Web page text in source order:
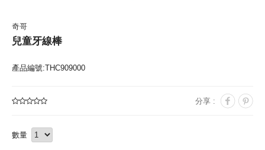
奇哥
兒童牙線棒
產品編號:THC909000
分享 :
數量